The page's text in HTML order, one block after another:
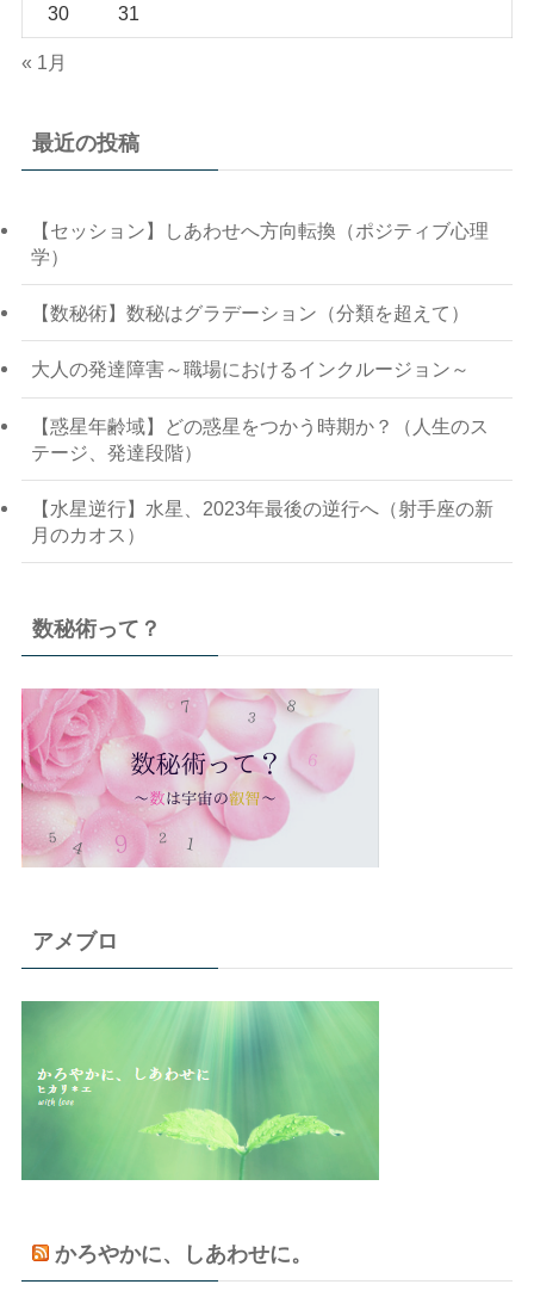
30 31
« 1月
最近の投稿
【セッション】しあわせへ方向転換（ポジティブ心理
学）
【数秘術】数秘はグラデーション（分類を超えて）
大人の発達障害～職場におけるインクルージョン～
【惑星年齢域】どの惑星をつかう時期か？（人生のス
テージ、発達段階）
【水星逆行】水星、2023年最後の逆行へ（射手座の新
月のカオス）
数秘術って？
アメブロ
かろやかに、しあわせに。